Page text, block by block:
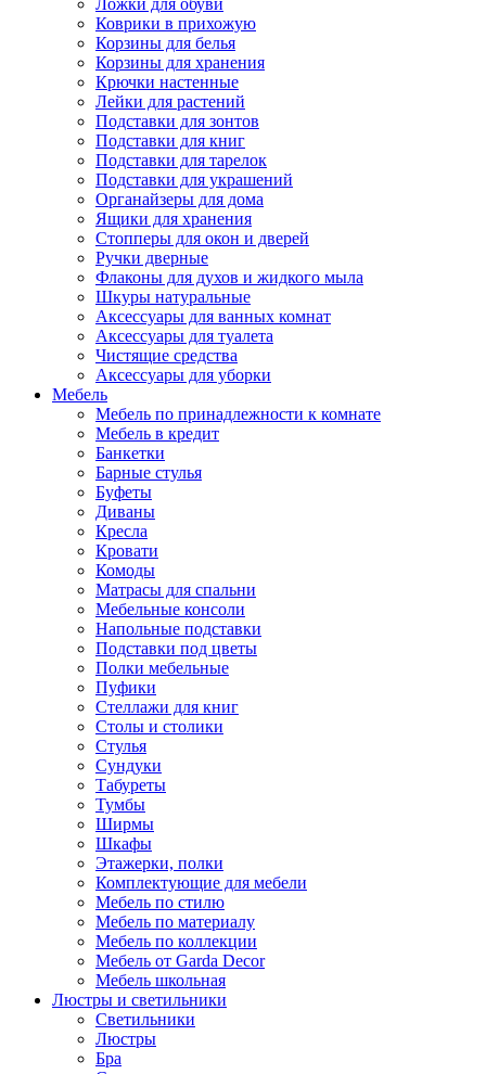
Ложки для обуви
Коврики в прихожую
Корзины для белья
Корзины для хранения
Крючки настенные
Лейки для растений
Подставки для зонтов
Подставки для книг
Подставки для тарелок
Подставки для украшений
Органайзеры для дома
Ящики для хранения
Стопперы для окон и дверей
Ручки дверные
Флаконы для духов и жидкого мыла
Шкуры натуральные
Аксессуары для ванных комнат
Аксессуары для туалета
Чистящие средства
Аксессуары для уборки
Мебель
Мебель по принадлежности к комнате
Мебель в кредит
Банкетки
Барные стулья
Буфеты
Диваны
Кресла
Кровати
Комоды
Матрасы для спальни
Мебельные консоли
Напольные подставки
Подставки под цветы
Полки мебельные
Пуфики
Стеллажи для книг
Столы и столики
Стулья
Сундуки
Табуреты
Тумбы
Ширмы
Шкафы
Этажерки, полки
Комплектующие для мебели
Мебель по стилю
Мебель по материалу
Мебель по коллекции
Мебель от Garda Decor
Мебель школьная
Люстры и светильники
Светильники
Люстры
Бра